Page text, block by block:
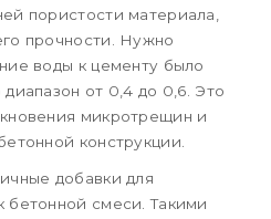
пористости материала,
прочности. Нужно
воды к цементу было
от 0,4 до 0,6. Это
микротрещин и
конструкции.
добавки для
бетонной смеси. Такими